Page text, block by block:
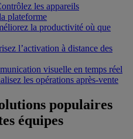
les appareils
plateforme
la productivité où que
l’activation à distance des
visuelle en temps réel
les opérations après-vente
populaires
équipes